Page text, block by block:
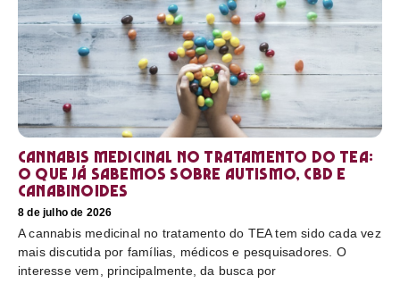
Cannabis medicinal no tratamento do TEA:
o que já sabemos sobre autismo, CBD e
canabinoides
8 de julho de 2026
A cannabis medicinal no tratamento do TEA tem sido cada vez
mais discutida por famílias, médicos e pesquisadores. O
interesse vem, principalmente, da busca por